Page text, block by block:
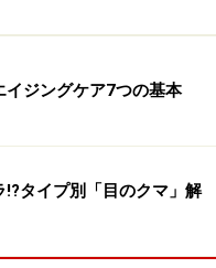
イジングケア7つの基本
!?タイプ別「目のクマ」解